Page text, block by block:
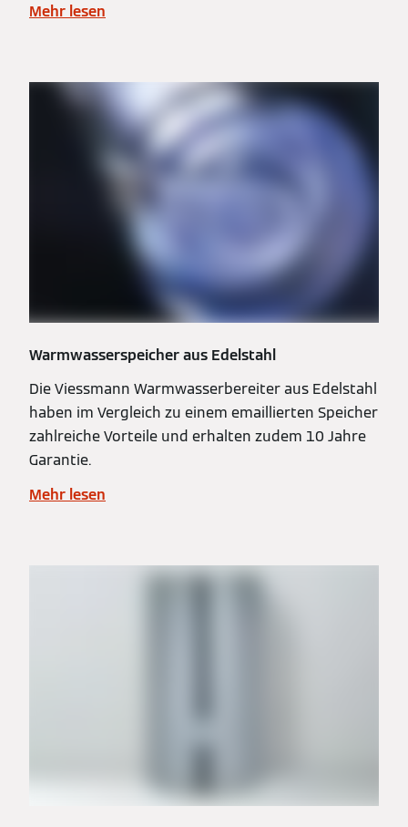
Mehr lesen
Warmwasserspeicher aus Edelstahl
Die Viessmann Warmwasserbereiter aus Edelstahl
haben im Vergleich zu einem emaillierten Speicher
zahlreiche Vorteile und erhalten zudem 10 Jahre
Garantie.
Mehr lesen